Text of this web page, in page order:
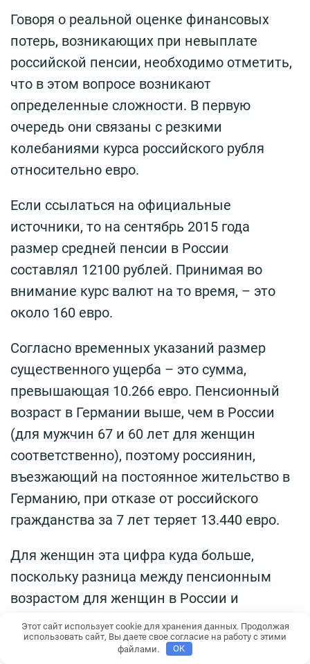
Говоря о реальной оценке финансовых
потерь, возникающих при невыплате
российской пенсии, необходимо отметить,
что в этом вопросе возникают
определенные сложности. В первую
очередь они связаны с резкими
колебаниями курса российского рубля
относительно евро.
Если ссылаться на официальные
источники, то на сентябрь 2015 года
размер средней пенсии в России
составлял 12100 рублей. Принимая во
внимание курс валют на то время, – это
около 160 евро.
Согласно временных указаний размер
существенного ущерба – это сумма,
превышающая 10.266 евро. Пенсионный
возраст в Германии выше, чем в России
(для мужчин 67 и 60 лет для женщин
соответственно), поэтому россиянин,
въезжающий на постоянное жительство в
Германию, при отказе от российского
гражданства за 7 лет теряет 13.440 евро.
Для женщин эта цифра куда больше,
поскольку разница между пенсионным
возрастом для женщин в России и
Германии составляет 12 лет.
Российское правительство объявило, что
Этот сайт использует cookie для хранения данных. Продолжая
использовать сайт, Вы даете свое согласие на работу с этими
файлами.
OK